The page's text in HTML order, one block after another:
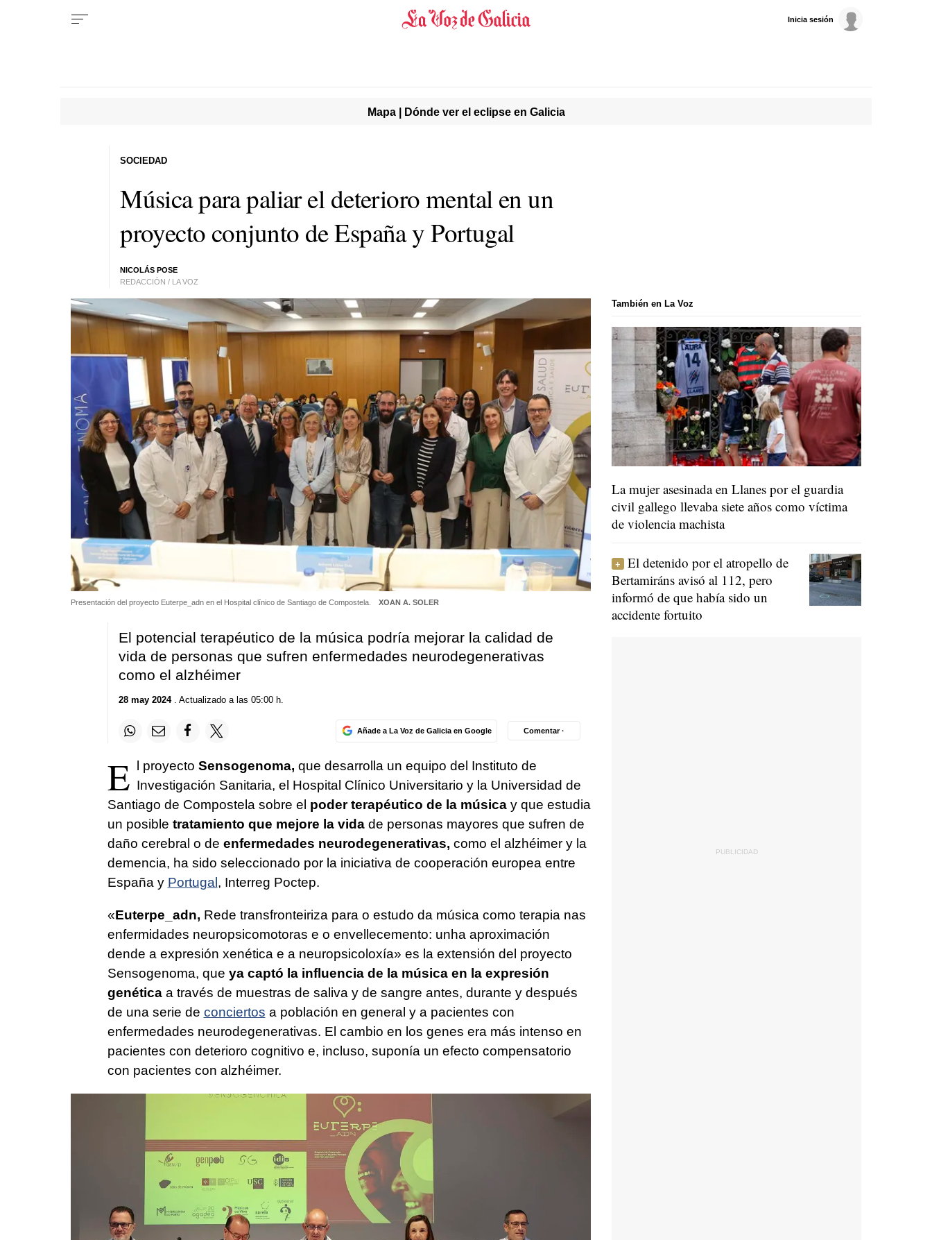
Inicia sesión
Mapa | Dónde ver el eclipse en Galicia
Música para paliar el deterioro mental en un
proyecto conjunto de España y Portugal
NICOLÁS POSE
REDACCIÓN / LA VOZ
SOCIEDAD
Presentación del proyecto Euterpe_adn en el Hospital clínico de Santiago de Compostela. XOAN A. SOLER
El potencial terapéutico de la música podría mejorar la calidad de
vida de personas que sufren enfermedades neurodegenerativas
como el alzhéimer
28 may 2024. Actualizado a las 05:00 h.
Añade a La Voz de Galicia en Google Comentar ·
E l proyecto Sensogenoma, que desarrolla un equipo del Instituto de
Investigación Sanitaria, el Hospital Clínico Universitario y la Universidad de
Santiago de Compostela sobre el poder terapéutico de la músicay que estudia
un posible tratamiento que mejore la vida de personas mayores que sufren de
daño cerebral o de enfermedades neurodegenerativas, como el alzhéimer y la
demencia, ha sido seleccionado por la iniciativa de cooperación europea entre
España y Portugal, Interreg Poctep.
«Euterpe_adn, Rede transfronteiriza para o estudo da música como terapia nas
enfermidades neuropsicomotoras e o envellecemento: unha aproximación
dende a expresión xenética e a neuropsicoloxía» es la extensión del proyecto
Sensogenoma, que ya captó la influencia de la música en la expresión
genéticaa través de muestras de saliva y de sangre antes, durante y después
de una serie de conciertos a población en general y a pacientes con
enfermedades neurodegenerativas. El cambio en los genes era más intenso en
pacientes con deterioro cognitivo e, incluso, suponía un efecto compensatorio
con pacientes con alzhéimer.
También en La Voz
La mujer asesinada en Llanes por el guardia
civil gallego llevaba siete años como víctima
de violencia machista
El detenido por el atropello de
Bertamiráns avisó al 112, pero
informó de que había sido un
accidente fortuito